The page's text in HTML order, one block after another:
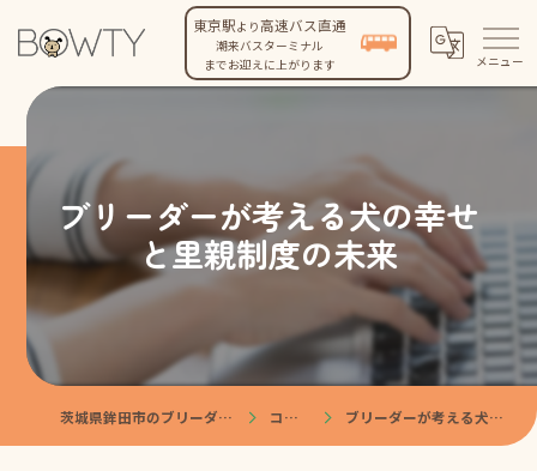
東京駅より高速バス直通
潮来バスターミナル
までお迎えに上がります
ブリーダーが考える犬の幸せ
と里親制度の未来
茨城県鉾田市のブリーダーなら株式会社BOWTY コンテンツ ブリーダーが考える犬の幸せと里親制度の未来